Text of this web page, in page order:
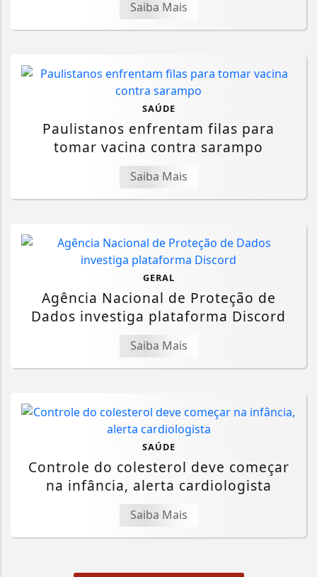
Saiba Mais
SAÚDE
Paulistanos enfrentam filas para
tomar vacina contra sarampo
Saiba Mais
GERAL
Agência Nacional de Proteção de
Dados investiga plataforma Discord
Saiba Mais
SAÚDE
Controle do colesterol deve começar
na infância, alerta cardiologista
Saiba Mais